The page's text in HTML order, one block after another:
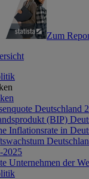
Zum
Deutschland
(BIP)
Inflationsrate in
2025
Unternehmen der